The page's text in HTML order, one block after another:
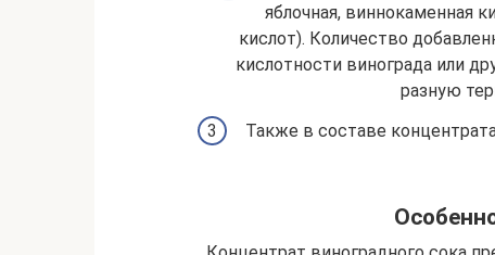
яблочная, виннокаменная
кислот). Количество
кислотности винограда или
разную
Также в составе